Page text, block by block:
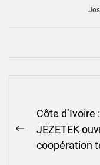
de
l’article
Previous
post:
Côte
JEZETEK
coopération